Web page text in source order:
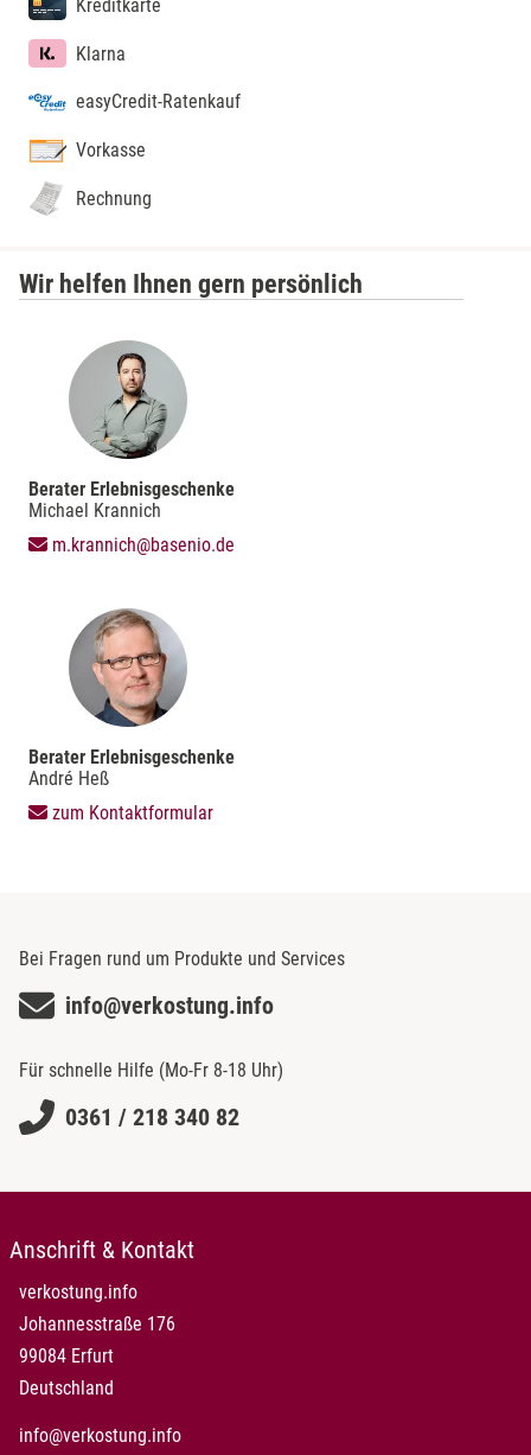
Kreditkarte
Klarna
easyCredit-Ratenkauf
Vorkasse
Rechnung
Wir helfen Ihnen gern persönlich
Berater Erlebnisgeschenke
Michael Krannich
m.krannich@basenio.de
Berater Erlebnisgeschenke
André Heß
zum Kontaktformular
Bei Fragen rund um Produkte und Services
info@verkostung.info
Für schnelle Hilfe (Mo-Fr 8-18 Uhr)
0361 / 218 340 82
Anschrift & Kontakt
verkostung.info
Johannesstraße 176
99084 Erfurt
Deutschland
info@verkostung.info